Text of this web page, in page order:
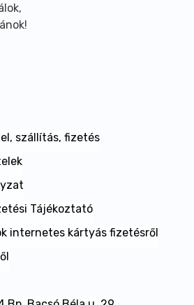
szállítás, fizetés
Tájékoztató
internetes kártyás fizetésről